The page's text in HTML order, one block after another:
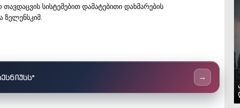
თავდაცვის სისტემებით დამატებითი დახმარების
ზელენსკიმ.
→